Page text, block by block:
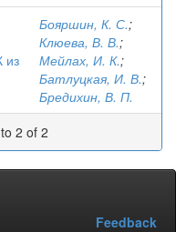
из
Бояршин, К. С.;
Клюева, В. В.;
Мейлах, И. К.;
Батлуцкая, И. В.;
Бредихин, В. П.
2 of 2
Feedback